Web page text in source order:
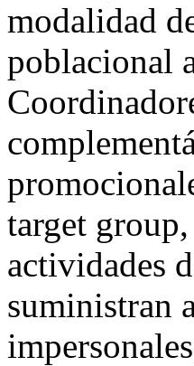
modalidad
poblacional
target
actividades
suministran